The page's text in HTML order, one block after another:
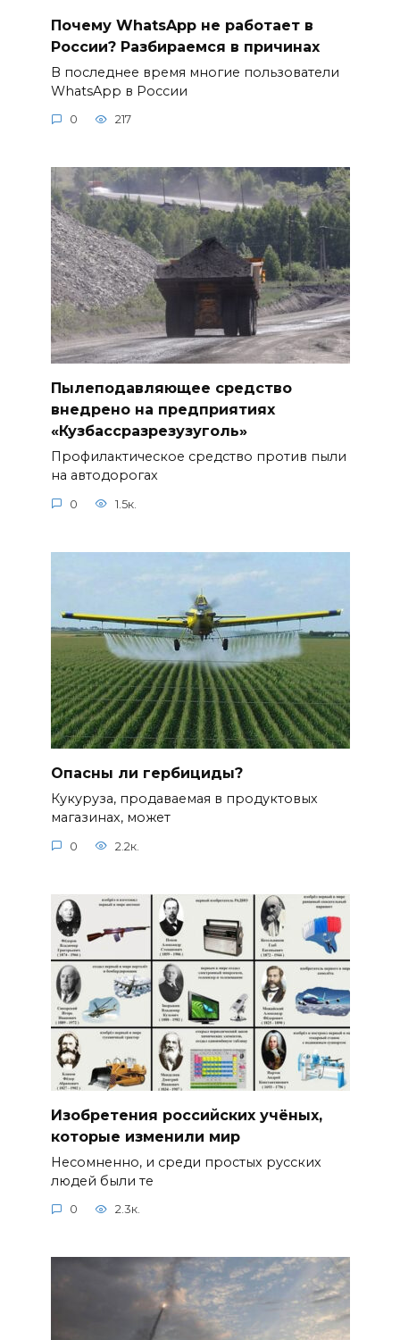
Почему WhatsApp не работает в
России? Разбираемся в причинах
В последнее время многие пользователи
WhatsApp в России
0 217
Пылеподавляющее средство
внедрено на предприятиях
«Кузбассразрезузуголь»
Профилактическое средство против пыли
на автодорогах
0 1.5к.
Опасны ли гербициды?
Кукуруза, продаваемая в продуктовых
магазинах, может
0 2.2к.
Изобретения российских учёных,
которые изменили мир
Несомненно, и среди простых русских
людей были те
0 2.3к.